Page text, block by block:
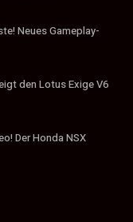
Neues Gameplay-
den Lotus Exige V6
Der Honda NSX